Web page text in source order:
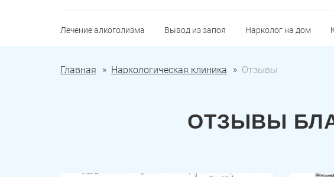
Лечение алкоголизма Вывод из запоя Нарколог на дом
Главная Наркологическая клиника Отзывы
ОТЗЫВЫ